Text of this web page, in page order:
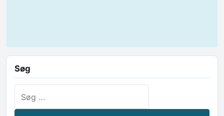
Søg